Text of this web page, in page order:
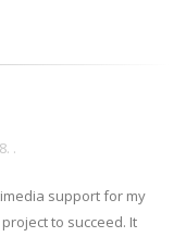
.
support for my
to succeed. It